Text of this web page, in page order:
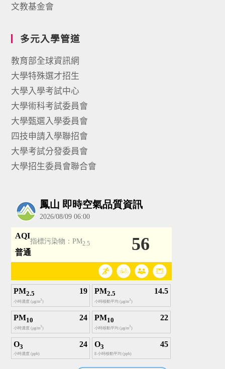
文教基金會
多元入學管道
教育部全球資訊網
大學特殊選才招生
大學入學考試中心
大學術科考試委員會
大學甄選入學委員會
四技申請入學聯招會
大學考試分發委員會
大學招生委員會聯合會